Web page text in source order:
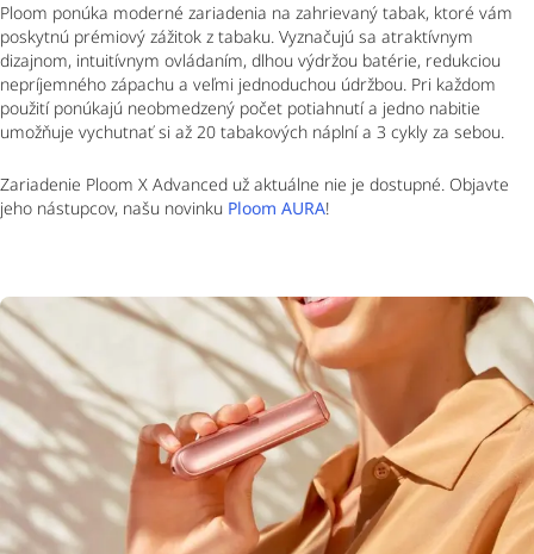
Ploom ponúka moderné zariadenia na zahrievaný tabak, ktoré vám
poskytnú prémiový zážitok z tabaku. Vyznačujú sa atraktívnym
dizajnom, intuitívnym ovládaním, dlhou výdržou batérie, redukciou
nepríjemného zápachu a veľmi jednoduchou údržbou. Pri každom
použití ponúkajú neobmedzený počet potiahnutí a jedno nabitie
umožňuje vychutnať si až 20 tabakových náplní a 3 cykly za sebou.
Zariadenie Ploom X Advanced už aktuálne nie je dostupné. Objavte
jeho nástupcov, našu novinku Ploom AURA!